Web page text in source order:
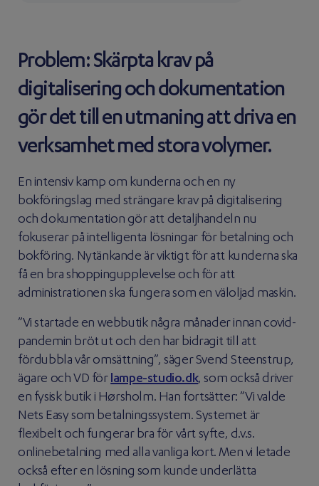
Problem: Skärpta krav på
digitalisering och dokumentation
gör det till en utmaning att driva en
verksamhet med stora volymer.
En intensiv kamp om kunderna och en ny
bokföringslag med strängare krav på digitalisering
och dokumentation gör att detaljhandeln nu
fokuserar på intelligenta lösningar för betalning och
bokföring. Nytänkande är viktigt för att kunderna ska
få en bra shoppingupplevelse och för att
administrationen ska fungera som en väloljad maskin.
”Vi startade en webbutik några månader innan covid-
pandemin bröt ut och den har bidragit till att
fördubbla vår omsättning”, säger Svend Steenstrup,
ägare och VD för lampe-studio.dk, som också driver
en fysisk butik i Hørsholm. Han fortsätter: ”Vi valde
Nets Easy som betalningssystem. Systemet är
flexibelt och fungerar bra för vårt syfte, d.v.s.
onlinebetalning med alla vanliga kort. Men vi letade
också efter en lösning som kunde underlätta